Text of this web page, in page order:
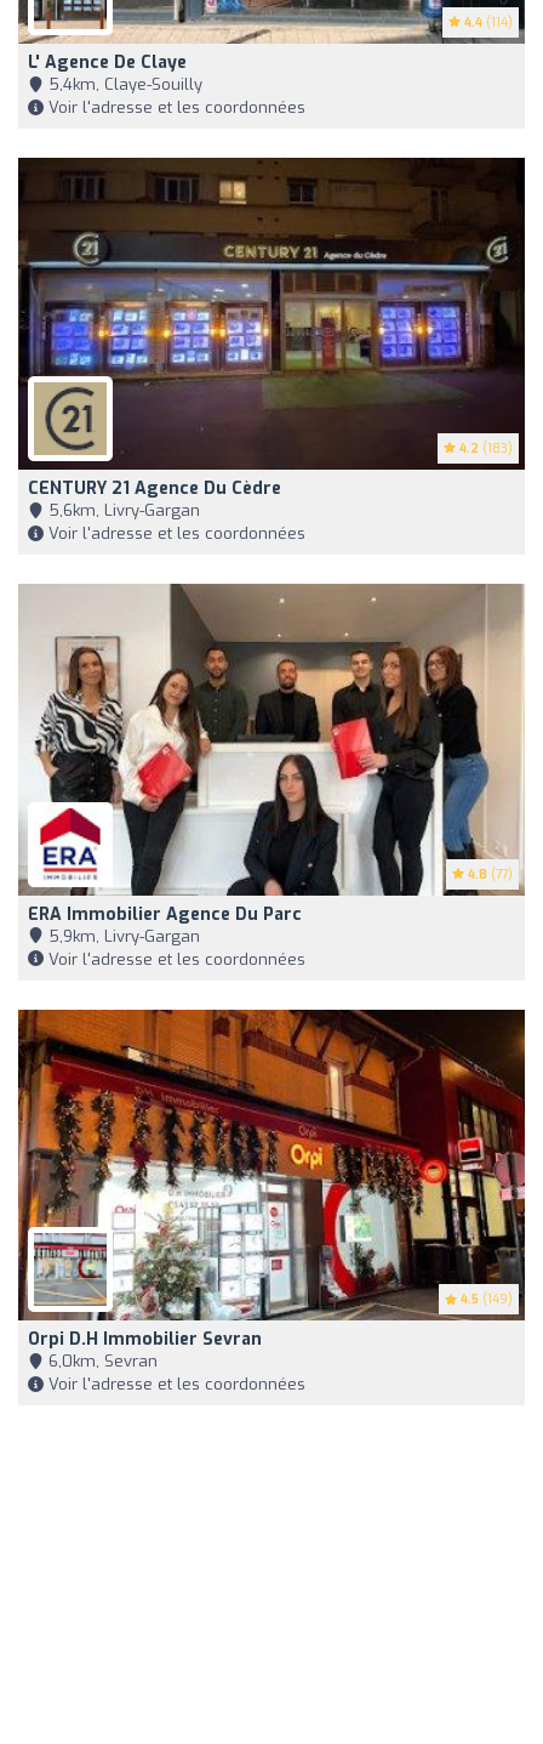
4.4 (114)
L' Agence De Claye
5,4km, Claye-Souilly
Voir l'adresse et les coordonnées
4.2 (183)
CENTURY 21 Agence Du Cèdre
5,6km, Livry-Gargan
Voir l'adresse et les coordonnées
4.8 (77)
ERA Immobilier Agence Du Parc
5,9km, Livry-Gargan
Voir l'adresse et les coordonnées
4.5 (149)
Orpi D.H Immobilier Sevran
6,0km, Sevran
Voir l'adresse et les coordonnées